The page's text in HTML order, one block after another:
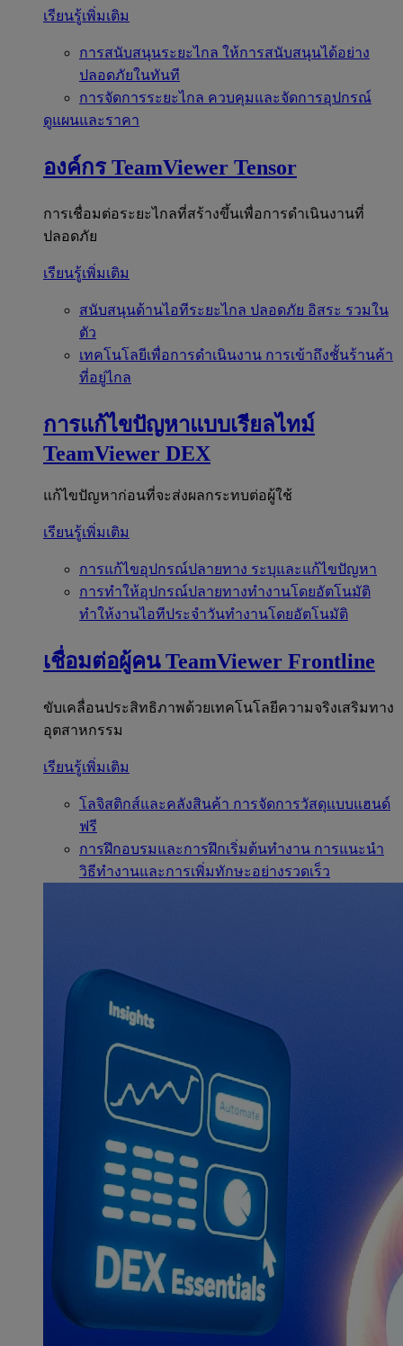
เรียนรู้เพิ่มเติม
การสนับสนุนระยะไกล ให้การสนับสนุนได้อย่าง
ปลอดภัยในทันที
การจัดการระยะไกล ควบคุมและจัดการอุปกรณ์
ดูแผนและราคา
องค์กร TeamViewer Tensor
การเชื่อมต่อระยะไกลที่สร้างขึ้นเพื่อการดำเนินงานที่
ปลอดภัย
เรียนรู้เพิ่มเติม
สนับสนุนด้านไอทีระยะไกล ปลอดภัย อิสระ รวมใน
ตัว
เทคโนโลยีเพื่อการดำเนินงาน การเข้าถึงชั้นร้านค้า
ที่อยู่ไกล
การแก้ไขปัญหาแบบเรียลไทม์
TeamViewer DEX
แก้ไขปัญหาก่อนที่จะส่งผลกระทบต่อผู้ใช้
เรียนรู้เพิ่มเติม
การแก้ไขอุปกรณ์ปลายทาง ระบุและแก้ไขปัญหา
การทำให้อุปกรณ์ปลายทางทำงานโดยอัตโนมัติ
ทำให้งานไอทีประจำวันทำงานโดยอัตโนมัติ
เชื่อมต่อผู้คน TeamViewer Frontline
ขับเคลื่อนประสิทธิภาพด้วยเทคโนโลยีความจริงเสริมทาง
อุตสาหกรรม
เรียนรู้เพิ่มเติม
โลจิสติกส์และคลังสินค้า การจัดการวัสดุแบบแฮนด์
ฟรี
การฝึกอบรมและการฝึกเริ่มต้นทำงาน การแนะนำ
วิธีทำงานและการเพิ่มทักษะอย่างรวดเร็ว